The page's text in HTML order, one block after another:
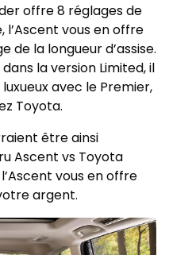
offre 8 réglages de
l’Ascent vous en offre
de la longueur d’assise.
la version Limited, il
avec le Premier,
Toyota.
être ainsi
Ascent vs Toyota
vous en offre
argent.